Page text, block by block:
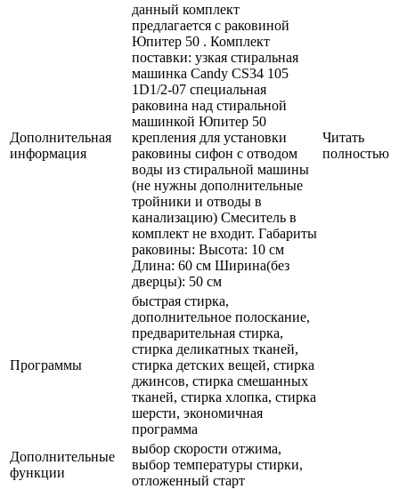
Дополнительная
информация
данный комплект
предлагается с раковиной
Юпитер 50 . Комплект
поставки: узкая стиральная
машинка Candy CS34 105
1D1/2-07 специальная
раковина над стиральной
машинкой Юпитер 50
крепления для установки
раковины сифон с отводом
воды из стиральной машины
(не нужны дополнительные
тройники и отводы в
канализацию) Смеситель в
комплект не входит. Габариты
раковины: Высота: 10 см
Длина: 60 см Ширина(без
дверцы): 50 см
Читать
полностью
Программы
быстрая стирка,
дополнительное полоскание,
предварительная стирка,
стирка деликатных тканей,
стирка детских вещей, стирка
джинсов, стирка смешанных
тканей, стирка хлопка, стирка
шерсти, экономичная
программа
Дополнительные
функции
выбор скорости отжима,
выбор температуры стирки,
отложенный старт